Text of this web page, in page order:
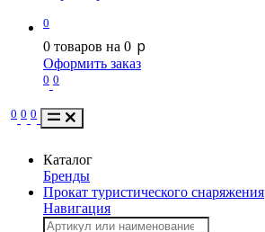
0
0 товаров на 0 p
Оформить заказ
0 0
0 0 0
Каталог
Бренды
Прокат туристического снаряжения
Навигация